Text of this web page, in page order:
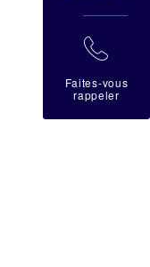
拉
Faites-vous
rappeler